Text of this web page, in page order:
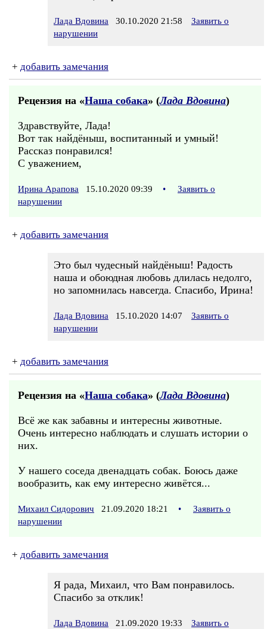
Лада Вдовина 30.10.2020 21:58
Заявить о
нарушении
+ добавить замечания
Рецензия на «Наша собака» (Лада Вдовина)
Здравствуйте, Лада!
Вот так найдёныш, воспитанный и умный!
Рассказ понравился!
С уважением,
Ирина Арапова 15.10.2020 09:39 •
Заявить о
нарушении
+ добавить замечания
Это был чудесный найдёныш! Радость
наша и обоюдная любовь длилась недолго,
но запомнилась навсегда. Спасибо, Ирина!
Лада Вдовина 15.10.2020 14:07
Заявить о
нарушении
+ добавить замечания
Рецензия на «Наша собака» (Лада Вдовина)
Всё же как забавны и интересны животные.
Очень интересно наблюдать и слушать истории о
них.
У нашего соседа двенадцать собак. Боюсь даже
вообразить, как ему интересно живётся...
Михаил Сидорович 21.09.2020 18:21 •
Заявить о
нарушении
+ добавить замечания
Я рада, Михаил, что Вам понравилось.
Спасибо за отклик!
Лада Вдовина 21.09.2020 19:33
Заявить о